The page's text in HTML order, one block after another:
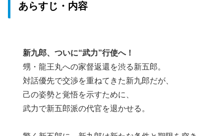
あらすじ・内容
新九郎、ついに“武力”行使へ！
甥・龍王丸への家督返還を渋る新五郎。
対話優先で交渉を重ねてきた新九郎だが、
己の姿勢と覚悟を示すために、
武力で新五郎派の代官を退かせる。